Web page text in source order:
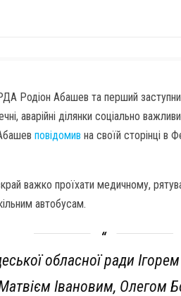
Родіон Абашев та перший
аварійні ділянки соціально
повідомив на своїй сторінці в
важко проїхати медичному,
автобусам.
обласної ради
Івановим, Олегом